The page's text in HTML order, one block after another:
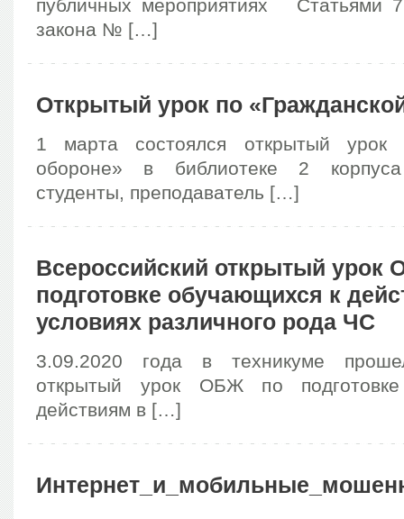
публичных мероприятиях Статьями
закона № […]
Открытый урок по
1 марта состоялся открытый урок
обороне» в библиотеке 2 корпуса
студенты, преподаватель […]
Всероссийский открытый урок
подготовке обучающихся к
условиях различного рода ЧС
3.09.2020 года в техникуме
открытый урок ОБЖ по
действиям в […]